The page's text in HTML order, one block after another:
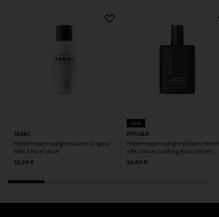
TABAC
Habemeajamisjärgne losjoon Original
After Shave Lotion
Original Price
22,90 €
UUS
RITUALS
Habemeajamisjärgne palsam
After Shave Soothing Balm 100 ml
Original Price
24,90 €